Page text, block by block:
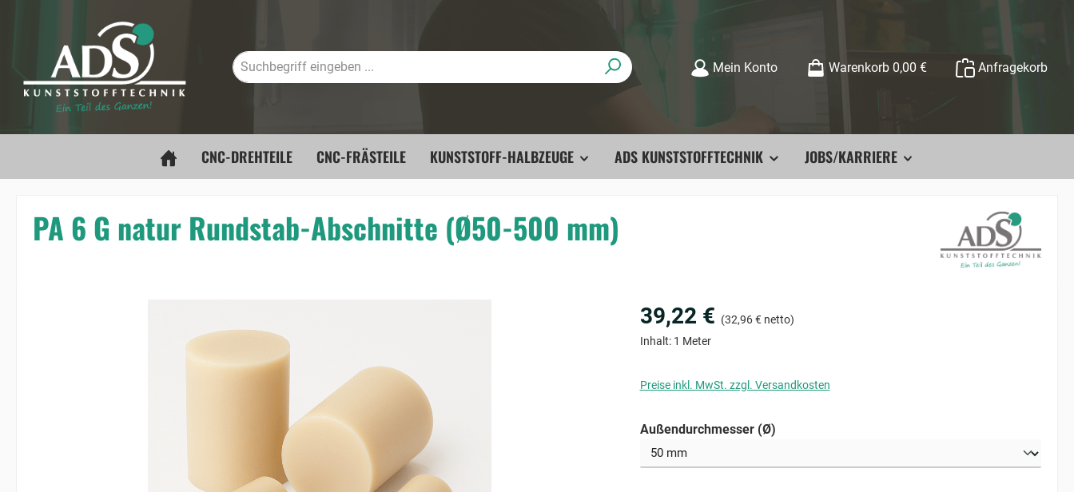
Zur Hauptnavigation springen
Mein Konto Warenkorb 0,00 € Anfragekorb
CNC-DREHTEILE CNC-FRÄSTEILE KUNSTSTOFF-HALBZEUGE ADS KUNSTSTOFFTECHNIK JOBS/KARRIERE
PA 6 G natur Rundstab-Abschnitte (Ø50-500 mm)
39,22 € (32,96 € netto)
Inhalt: 1 Meter
Preise inkl. MwSt. zzgl. Versandkosten
Außendurchmesser (Ø)auswählen